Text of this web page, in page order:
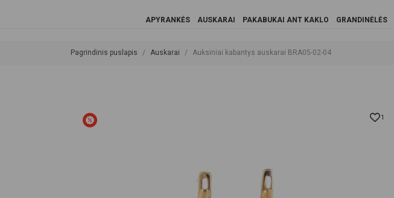
APYRANKĖS AUSKARAI PAKABUKAI ANT KAKLO GRANDINĖLĖS
Pagrindinis puslapis Auskarai Auksiniai kabantys auskarai BRA05-02-04
1